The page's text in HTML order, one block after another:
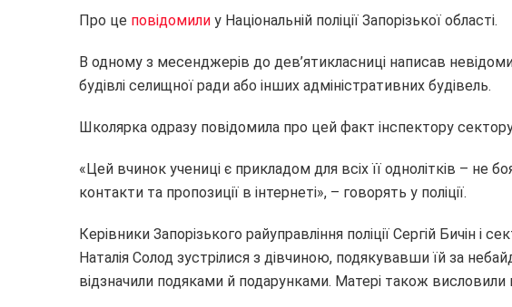
Про це повідомили у Національній поліції Запорізької області.
В одному з месенджерів до дев’ятикласниці написав
будівлі селищної ради або інших адміністративних будівель.
Школярка одразу повідомила про цей факт інспектору сектору
«Цей вчинок учениці є прикладом для всіх її однолітків – не
контакти та пропозиції в інтернеті», – говорять у поліції.
Керівники Запорізького райуправління поліції Сергій Бичін і
Наталія Солод зустрілися з дівчиною, подякувавши їй за
відзначили подяками й подарунками. Матері також висловили